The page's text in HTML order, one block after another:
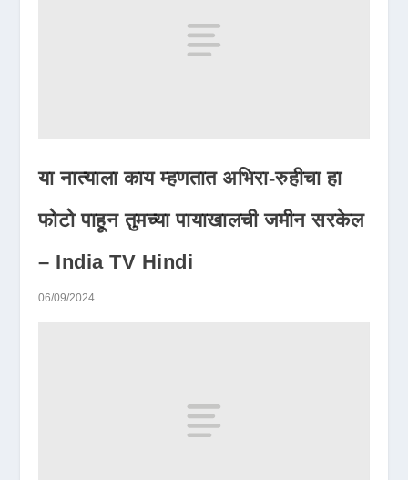
या नात्याला काय म्हणतात अभिरा-रुहीचा हा
फोटो पाहून तुमच्या पायाखालची जमीन सरकेल
– India TV Hindi
06/09/2024